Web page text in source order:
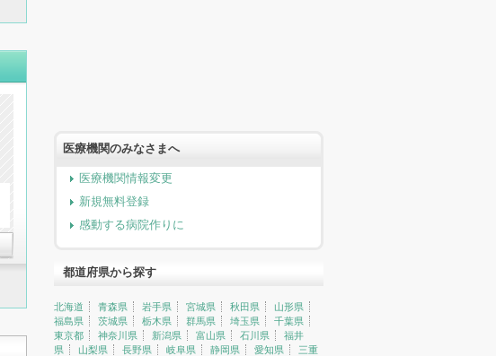
医療機関のみなさまへ
医療機関情報変更
新規無料登録
感動する病院作りに
都道府県から探す
北海道 青森県 岩手県 宮城県 秋田県
山形県
福島県
茨城県 栃木県 群馬県 埼玉県
千葉県
東京都
神奈川県 新潟県 富山県 石川県
福井
県
山梨県 長野県 岐阜県 静岡県 愛知県
三重